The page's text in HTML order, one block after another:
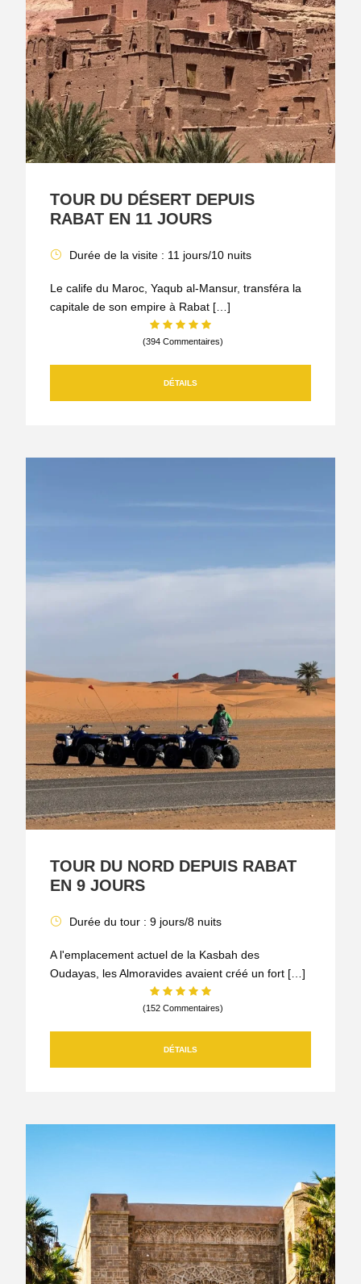
TOUR DU DÉSERT DEPUIS
RABAT EN 11 JOURS
Durée de la visite : 11 jours/10 nuits
Le calife du Maroc, Yaqub al-Mansur, transféra la
capitale de son empire à Rabat […]
(394 Commentaires)
DÉTAILS
TOUR DU NORD DEPUIS RABAT
EN 9 JOURS
Durée du tour : 9 jours/8 nuits
A l'emplacement actuel de la Kasbah des
Oudayas, les Almoravides avaient créé un fort […]
(152 Commentaires)
DÉTAILS